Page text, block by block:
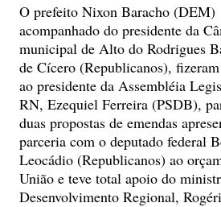
O prefeito Nixon Baracho (DEM)
acompanhado do presidente da
municipal de Alto do Rodrigues
de Cícero (Republicanos),
ao presidente da Assembléia
RN, Ezequiel Ferreira (PSDB),
duas propostas de emendas
parceria com o deputado federal
Leocádio (Republicanos) ao
União e teve total apoio do
Desenvolvimento Regional,